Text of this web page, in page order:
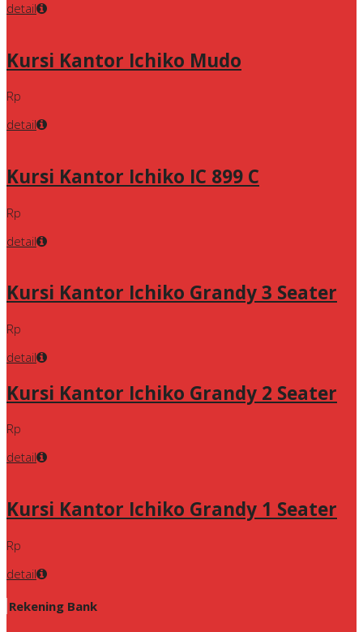
detail
Kursi Kantor Ichiko Mudo
Rp
detail
Kursi Kantor Ichiko IC 899 C
Rp
detail
Kursi Kantor Ichiko Grandy 3 Seater
Rp
detail
Kursi Kantor Ichiko Grandy 2 Seater
Rp
detail
Kursi Kantor Ichiko Grandy 1 Seater
Rp
detail
Rekening Bank